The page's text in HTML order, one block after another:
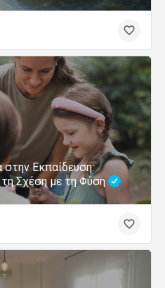
στην Εκπαίδευση:
Σχέση με τη Φύση